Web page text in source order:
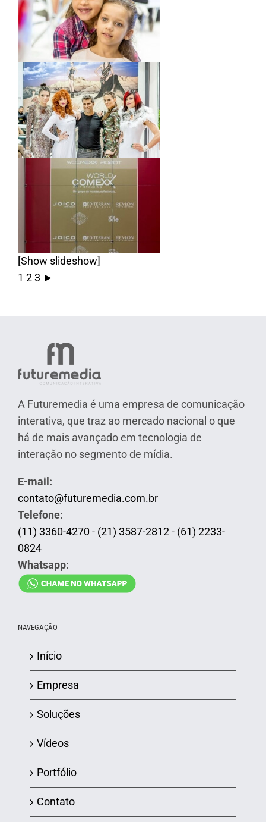
[Show slideshow]
1 23 ►
A Futuremedia é uma empresa de comunicação
interativa, que traz ao mercado nacional o que
há de mais avançado em tecnologia de
interação no segmento de mídia.
E-mail:
contato@futuremedia.com.br
Telefone:
(11) 3360-4270 - (21) 3587-2812- (61) 2233-
0824
Whatsapp:
NAVEGAÇÃO
Início
Empresa
Soluções
Vídeos
Portfólio
Contato